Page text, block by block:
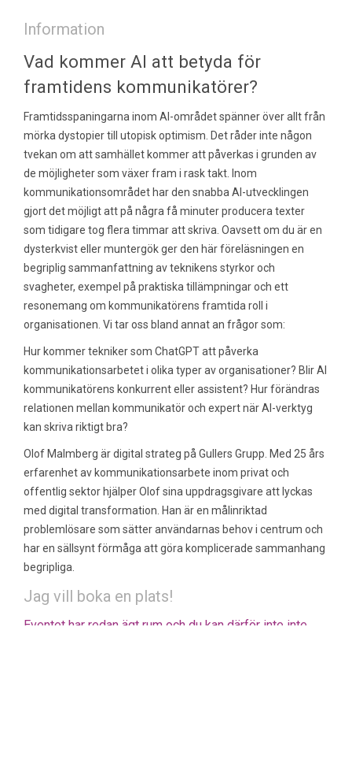
Information
Vad kommer AI att betyda för
framtidens kommunikatörer?
Framtidsspaningarna inom AI-området spänner över allt från
mörka dystopier till utopisk optimism. Det råder inte någon
tvekan om att samhället kommer att påverkas i grunden av
de möjligheter som växer fram i rask takt. Inom
kommunikationsområdet har den snabba AI-utvecklingen
gjort det möjligt att på några få minuter producera texter
som tidigare tog flera timmar att skriva. Oavsett om du är en
dysterkvist eller muntergök ger den här föreläsningen en
begriplig sammanfattning av teknikens styrkor och
svagheter, exempel på praktiska tillämpningar och ett
resonemang om kommunikatörens framtida roll i
organisationen. Vi tar oss bland annat an frågor som:
Hur kommer tekniker som ChatGPT att påverka
kommunikationsarbetet i olika typer av organisationer? Blir AI
kommunikatörens konkurrent eller assistent? Hur förändras
relationen mellan kommunikatör och expert när AI-verktyg
kan skriva riktigt bra?
Olof Malmberg är digital strateg på Gullers Grupp. Med 25 års
erfarenhet av kommunikationsarbete inom privat och
offentlig sektor hjälper Olof sina uppdragsgivare att lyckas
med digital transformation. Han är en målinriktad
problemlösare som sätter användarnas behov i centrum och
har en sällsynt förmåga att göra komplicerade sammanhang
begripliga.
Jag vill boka en plats!
Eventet har redan ägt rum och du kan därför inte inte
Om föreningen